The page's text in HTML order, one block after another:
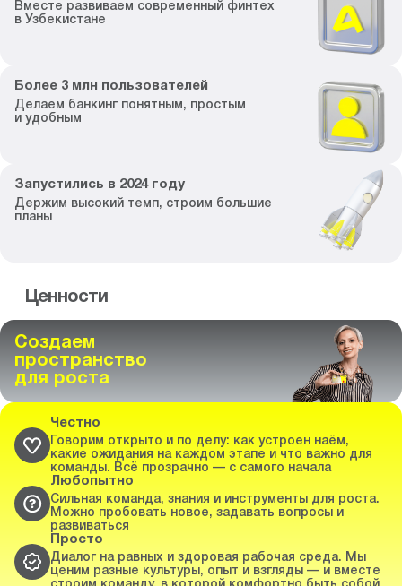
Вместе развиваем современный финтех
в Узбекистане
Более 3 млн пользователей
Делаем банкинг понятным, простым
и удобным
Запустились в 2024году
Держим высокий темп, строим большие
планы
Ценности
Создаем
пространство
для роста
Честно
Говорим открыто и по делу: как устроен наём,
какие ожидания на каждом этапе и что важно для
команды. Всё прозрачно — с самого начала
Любопытно
Сильная команда, знания и инструменты для роста.
Можно пробовать новое, задавать вопросы и
развиваться
Просто
Диалог на равных и здоровая рабочая среда. Мы
ценим разные культуры, опыт и взгляды — и вместе